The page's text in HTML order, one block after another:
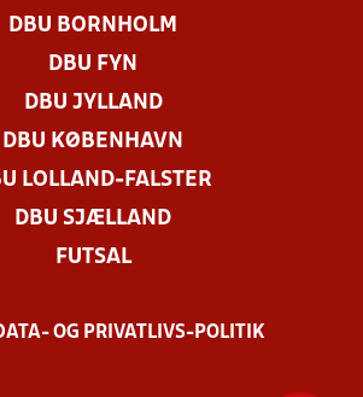
DBU BORNHOLM
DBU FYN
DBU JYLLAND
DBU KØBENHAVN
LOLLAND-FALSTER
DBU SJÆLLAND
FUTSAL
OG PRIVATLIVS-POLITIK